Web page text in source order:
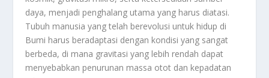
daya, menjadi penghalang utama yang harus diatasi.
Tubuh manusia yang telah berevolusi untuk hidup di
Bumi harus beradaptasi dengan kondisi yang sangat
berbeda, di mana gravitasi yang lebih rendah dapat
menyebabkan penurunan massa otot dan kepadatan